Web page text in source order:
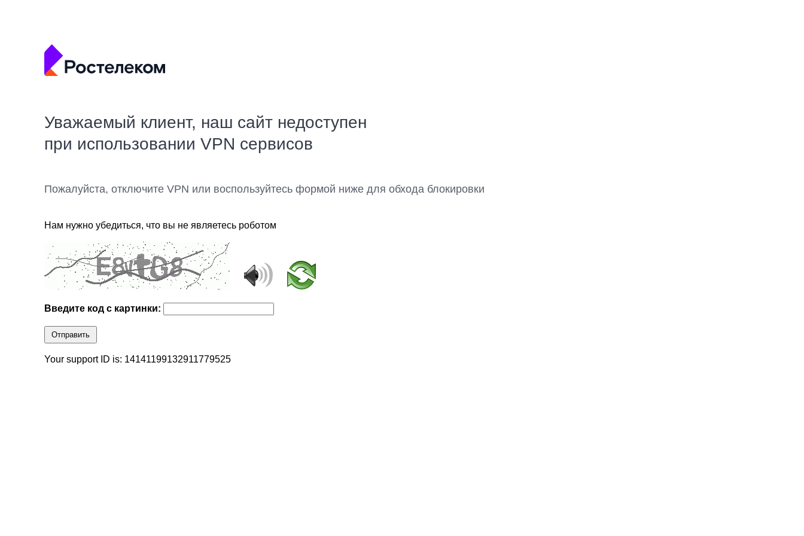
Уважаемый клиент, наш сайт недоступен
при использовании VPN сервисов
Пожалуйста, отключите VPN или воспользуйтесь формой ниже для обхода блокировки
Нам нужно убедиться, что вы не являетесь роботом
Введите код с картинки:
Отправить
Your support ID is: 14141199132911779525